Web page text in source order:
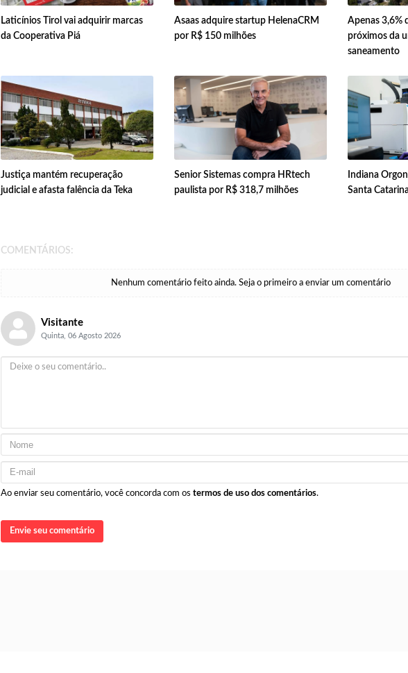
Laticínios Tirol vai adquirir marcas
da Cooperativa Piá
Asaas adquire startup HelenaCRM
por R$ 150 milhões
Apenas 3,6%
próximos da
saneamento
Justiça mantém recuperação
judicial e afasta falência da Teka
Senior Sistemas compra HRtech
paulista por R$ 318,7 milhões
Indiana
Santa
COMENTÁRIOS:
Nenhum comentário feito ainda. Seja o primeiro a enviar um comentário
Visitante
Quinta, 06 Agosto 2026
Ao enviar seu comentário, você concorda com os termos de uso dos comentários.
Envie seu comentário